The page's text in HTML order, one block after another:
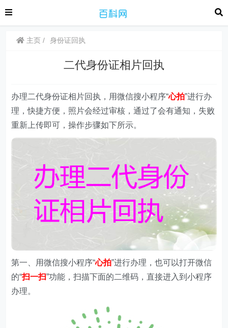
主页 身份证回执
二代身份证相片回执
办理二代身份证相片回执，用微信搜小程序“心拍”进行办
理，快捷方便，照片会经过审核，通过了会有通知，失败
重新上传即可，操作步骤如下所示。
第一、 用微信搜小程序“心拍”进行办理，也可以打开微信
的“扫一扫”功能，扫描下面的二维码，直接进入到小程序
办理。